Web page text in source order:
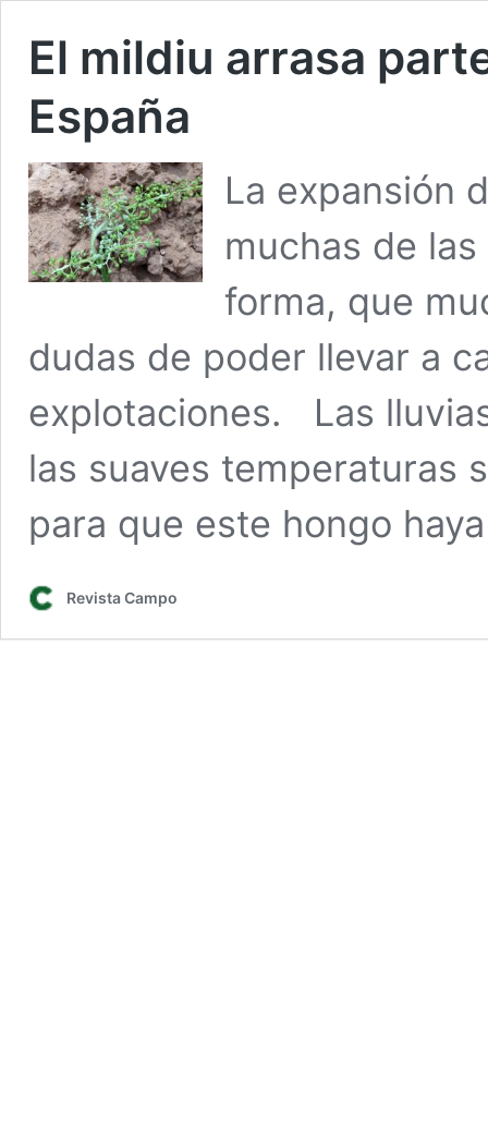
El mildiu arrasa
España
La expansión
muchas de
forma, que
dudas de poder llevar a
explotaciones. Las
las suaves temperaturas
para que este hongo
Revista Campo